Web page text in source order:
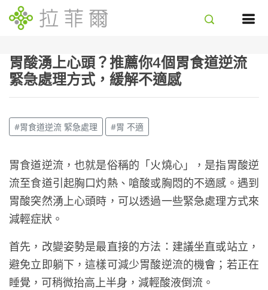
胃酸湧上心頭？推薦你4個胃食道逆流
緊急處理方式，緩解不適感
#胃食道逆流 緊急處理 #胃 不適
胃食道逆流，也就是俗稱的「火燒心」，是指胃酸逆
流至食道引起胸口灼熱、嗆酸或胸悶的不適感。遇到
胃酸突然湧上心頭時，可以透過一些緊急處理方式來
減輕症狀。
首先，改變姿勢是最直接的方法：建議坐直或站立，
避免立即躺下，這樣可減少胃酸逆流的機會；若正在
睡覺，可稍微抬高上半身，減輕酸液倒流。